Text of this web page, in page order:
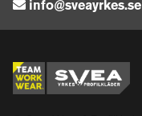
info@sveayrkes.se